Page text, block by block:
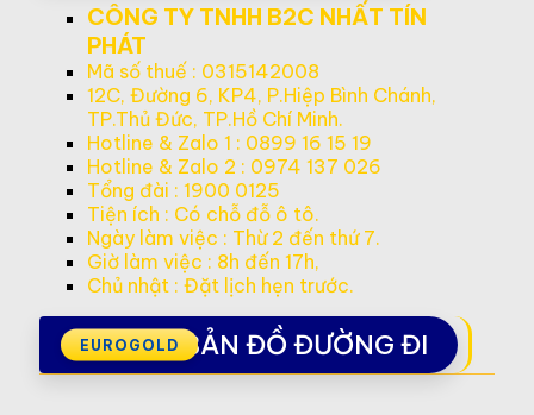
CÔNG TY TNHH B2C NHẤT TÍN
PHÁT
Mã số thuế : 0315142008
12C, Đường 6, KP4, P.Hiệp Bình Chánh,
TP.Thủ Đức, TP.Hồ Chí Minh.
Hotline & Zalo 1 : 0899 16 15 19
Hotline & Zalo 2 : 0974 137 026
Tổng đài : 1900 0125
Tiện ích : Có chỗ đỗ ô tô.
Ngày làm việc : Thừ 2 đến thứ 7.
Giờ làm việc : 8h đến 17h,
Chủ nhật : Đặt lịch hẹn trước.
BẢN ĐỒ ĐƯỜNG ĐI